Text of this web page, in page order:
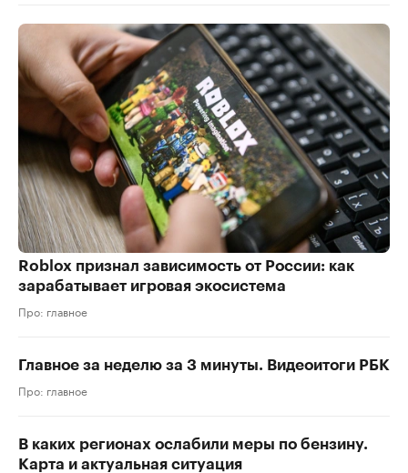
Roblox признал зависимость от России: как
зарабатывает игровая экосистема
Про: главное
Главное за неделю за 3 минуты. Видеоитоги РБК
Про: главное
В каких регионах ослабили меры по бензину.
Карта и актуальная ситуация